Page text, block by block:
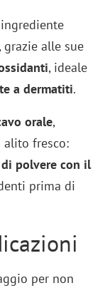
, grazie alle sue
, ideale
a dermatiti.
orale,
alito fresco:
polvere con il
prima di
per non